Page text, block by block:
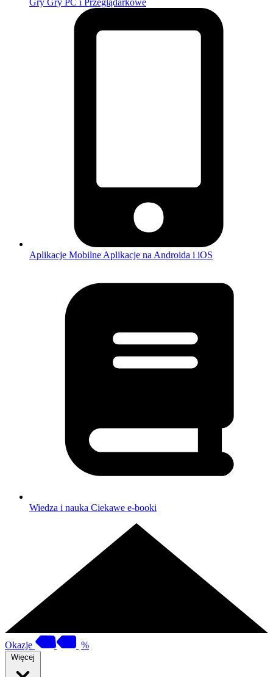
Gry Gry PC i Przeglądarkowe
Aplikacje Mobilne Aplikacje na Androida i iOS
Wiedza i nauka Ciekawe e-booki
Okazje %
Więcej